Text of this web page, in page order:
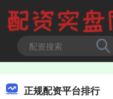
正规配资平台排行